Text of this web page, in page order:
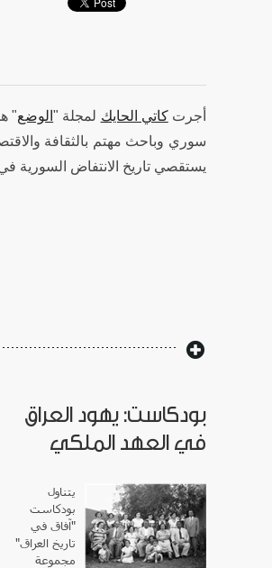
أجرتكاتي الحايك لمجلة "الوضع"
سوري وباحث مهتم بالثقافة
يستقصي تاريخ الانتفاض
بودكاست: يهود العراق
في العهد الملكي
يتناول
بودكاست
"آفاق في
تاريخ العراق"
مجموعة